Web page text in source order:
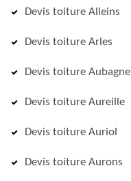
Devis toiture Alleins
Devis toiture Arles
Devis toiture Aubagne
Devis toiture Aureille
Devis toiture Auriol
Devis toiture Aurons